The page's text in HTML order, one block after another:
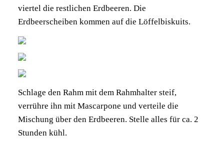
viertel die restlichen Erdbeeren. Die
Erdbeerscheiben kommen auf die Löffelbiskuits.
Schlage den Rahm mit dem Rahmhalter steif,
verrühre ihn mit Mascarpone und verteile die
Mischung über den Erdbeeren. Stelle alles für ca. 2
Stunden kühl.